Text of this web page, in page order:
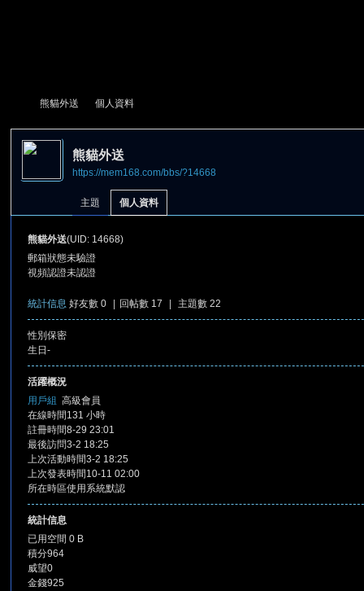
熊貓外送
›
個人資料
熊貓外送
https://mem168.com/bbs/?14668
主題 個人資料
熊貓外送(UID: 14668)
郵箱狀態未驗證
視頻認證未認證
統計信息 好友數 0 回帖數 17 主題數 22
性別 保密
生日 -
活躍概況
用戶組 高級會員
在線時間131 小時
註冊時間8-29 23:01
最後訪問3-2 18:25
上次活動時間3-2 18:25
上次發表時間10-11 02:00
所在時區使用系統默認
統計信息
已用空間 0 B
積分964
威望0
金錢925